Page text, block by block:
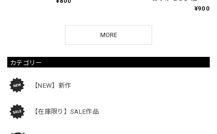
カテゴリー
【NEW】新作
【在庫限り】SALE作品
¥900
MORE